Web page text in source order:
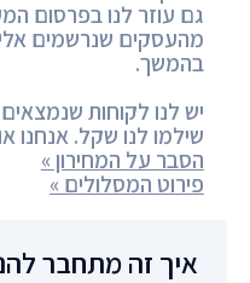
גם עוזר לנו בפרסום
מהעסקים שנרשמים
בהמשך.
יש לנו לקוחות
שילמו לנו שקל. אנחנו
הסבר על המחירון »
פירוט המסלולים »
איך זה מתחבר